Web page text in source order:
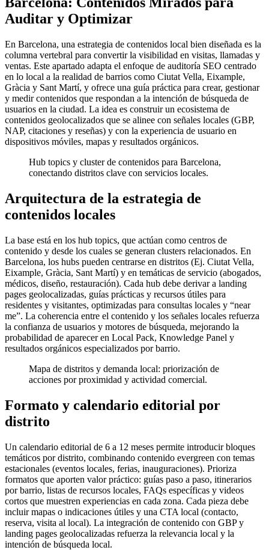
Auditar y Optimizar
En Barcelona, una estrategia de contenidos local bien diseñada es la
columna vertebral para convertir la visibilidad en visitas, llamadas y
ventas. Este apartado adapta el enfoque de auditoría SEO centrado
en lo local a la realidad de barrios como Ciutat Vella, Eixample,
Gràcia y Sant Martí, y ofrece una guía práctica para crear, gestionar
y medir contenidos que respondan a la intención de búsqueda de
usuarios en la ciudad. La idea es construir un ecosistema de
contenidos geolocalizados que se alinee con señales locales (GBP,
NAP, citaciones y reseñas) y con la experiencia de usuario en
dispositivos móviles, mapas y resultados orgánicos.
Hub topics y cluster de contenidos para Barcelona,
conectando distritos clave con servicios locales.
Arquitectura de la estrategia de
contenidos locales
La base está en los hub topics, que actúan como centros de
contenido y desde los cuales se generan clusters relacionados. En
Barcelona, los hubs pueden centrarse en distritos (Ej. Ciutat Vella,
Eixample, Gràcia, Sant Martí) y en temáticas de servicio (abogados,
médicos, diseño, restauración). Cada hub debe derivar a landing
pages geolocalizadas, guías prácticas y recursos útiles para
residentes y visitantes, optimizadas para consultas locales y “near
me”. La coherencia entre el contenido y los señales locales refuerza
la confianza de usuarios y motores de búsqueda, mejorando la
probabilidad de aparecer en Local Pack, Knowledge Panel y
resultados orgánicos especializados por barrio.
Mapa de distritos y demanda local: priorización de
acciones por proximidad y actividad comercial.
Formato y calendario editorial por
distrito
Un calendario editorial de 6 a 12 meses permite introducir bloques
temáticos por distrito, combinando contenido evergreen con temas
estacionales (eventos locales, ferias, inauguraciones). Prioriza
formatos que aporten valor práctico: guías paso a paso, itinerarios
por barrio, listas de recursos locales, FAQs específicas y videos
cortos que muestren experiencias en cada zona. Cada pieza debe
incluir mapas o indicaciones útiles y una CTA local (contacto,
reserva, visita al local). La integración de contenido con GBP y
landing pages geolocalizadas refuerza la relevancia local y la
intención de búsqueda local.